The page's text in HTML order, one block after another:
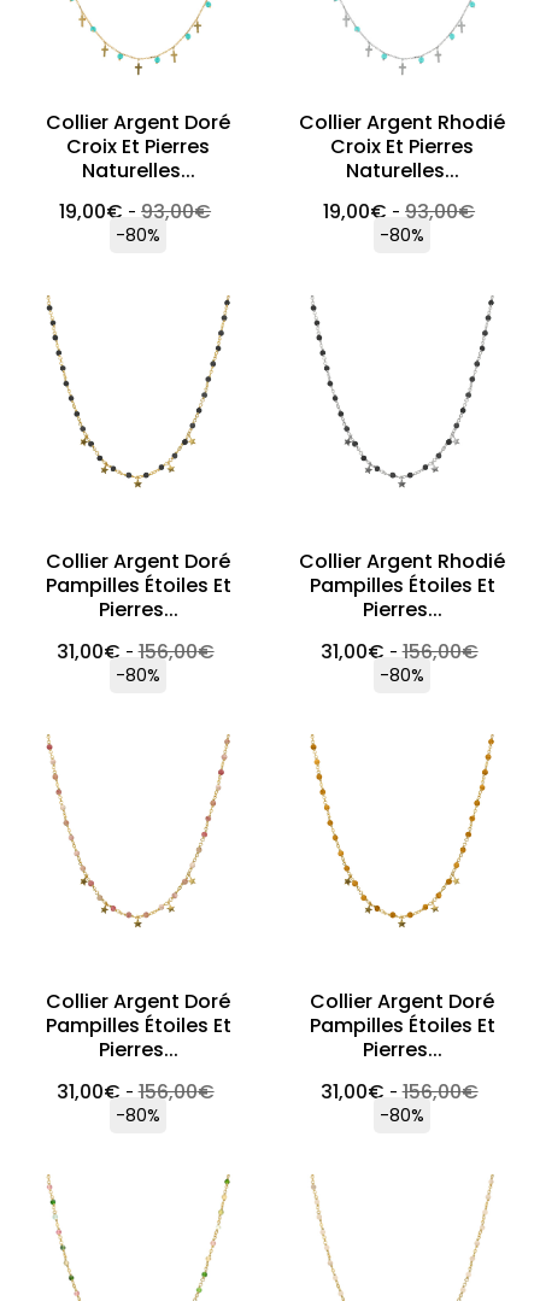
Collier Argent Doré
Croix Et Pierres
Naturelles...
19,00€ -93,00€
-80%
Collier Argent Rhodié
Croix Et Pierres
Naturelles...
19,00€ -93,00€
-80%
Collier Argent Doré
Pampilles Étoiles Et
Pierres...
31,00€ -156,00€
-80%
Collier Argent Rhodié
Pampilles Étoiles Et
Pierres...
31,00€ -156,00€
-80%
Collier Argent Doré
Pampilles Étoiles Et
Pierres...
31,00€ -156,00€
-80%
Collier Argent Doré
Pampilles Étoiles Et
Pierres...
31,00€ -156,00€
-80%